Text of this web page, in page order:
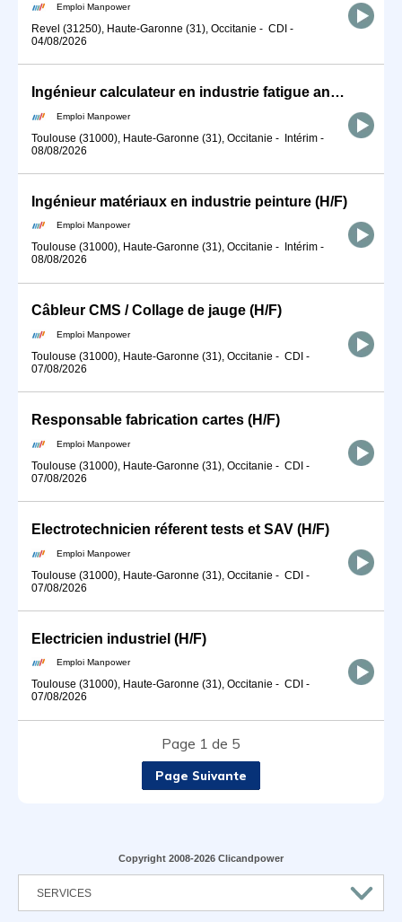
Emploi Manpower
Revel (31250), Haute-Garonne (31), Occitanie - CDI -
04/08/2026
Ingénieur calculateur en industrie fatigue and damage tolerance (H/F)
Emploi Manpower
Toulouse (31000), Haute-Garonne (31), Occitanie - Intérim -
08/08/2026
Ingénieur matériaux en industrie peinture (H/F)
Emploi Manpower
Toulouse (31000), Haute-Garonne (31), Occitanie - Intérim -
08/08/2026
Câbleur CMS / Collage de jauge (H/F)
Emploi Manpower
Toulouse (31000), Haute-Garonne (31), Occitanie - CDI -
07/08/2026
Responsable fabrication cartes (H/F)
Emploi Manpower
Toulouse (31000), Haute-Garonne (31), Occitanie - CDI -
07/08/2026
Electrotechnicien réferent tests et SAV (H/F)
Emploi Manpower
Toulouse (31000), Haute-Garonne (31), Occitanie - CDI -
07/08/2026
Electricien industriel (H/F)
Emploi Manpower
Toulouse (31000), Haute-Garonne (31), Occitanie - CDI -
07/08/2026
Page 1 de 5
Page Suivante
Copyright 2008-2026 Clicandpower
SERVICES